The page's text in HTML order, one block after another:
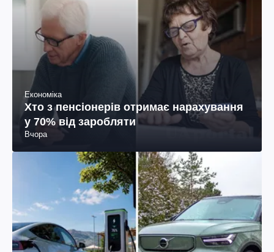
Економіка
Хто з пенсіонерів отримає нарахування
у 70% від заробляти
Вчора